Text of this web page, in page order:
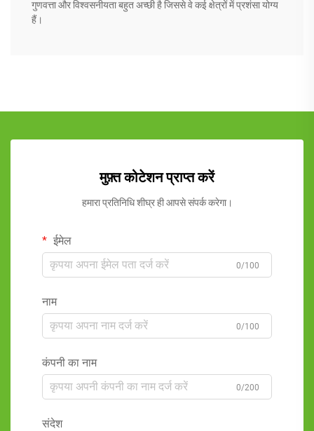
गुणवत्ता और विश्वसनीयता बहुत अच्छी है जिससे वे कई क्षेत्रों में प्रशंसा योग्य
हैं।
मुफ़्त कोटेशन प्राप्त करें
हमारा प्रतिनिधि शीघ्र ही आपसे संपर्क करेगा।
ईमेल
0/100
नाम
0/100
कंपनी का नाम
0/200
संदेश